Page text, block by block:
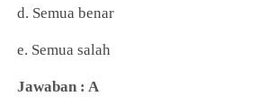
d. Semua benar
e. Semua salah
Jawaban : A